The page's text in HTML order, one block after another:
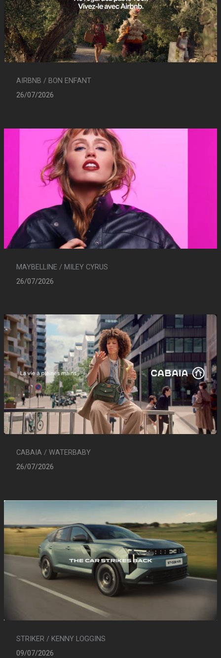
AIRBNB / BON ENFANT
26/07/2026
MAYBELLINE / MILEY CYRUS
26/07/2026
CABAIA / WATERBABY
26/07/2026
STRIKER / KENNY LOGGINS
09/07/2026